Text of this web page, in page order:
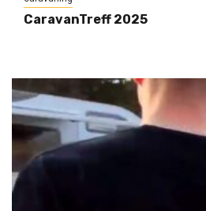
CaravanTreff 2025